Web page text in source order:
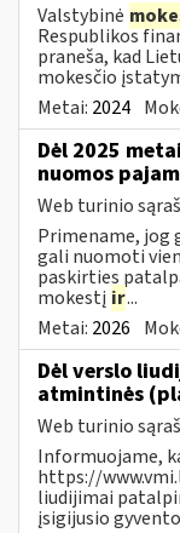
Valstybinė
Respublikos
praneša, kad
mokesčio
Metai: 2024
Dėl 2025
nuomos
Web turinio
Primename,
gali nuomoti
paskirties
mokestį ir...
Metai: 2026
Dėl verslo
atmintinės
Web turinio
Informuojame,
https://
liudijimai
įsigijusio